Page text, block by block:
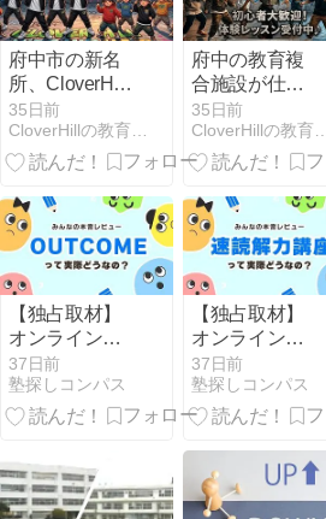
府中市の新名
所、CloverHill
で開講！本気
のヒップホッ
プダンスで子
引き出す「CH
Dance
Academy」
35日前
府中の教育複
合施設が仕掛
ける「本気の
ダンス教育」
35日前
【独占取材】
オンライン英
語塾
OUTCOMEの
口コミって実
37日前
塾探しコンパス
【独占取材】
オンライン速
読解力講座の
口コミって実
際どうなの？
37日前
塾探しコンパス